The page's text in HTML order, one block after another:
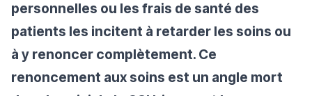
personnelles ou les frais de santé des
patients les incitent à retarder les soins ou
à y renoncer complètement. Ce
renoncement aux soins est un angle mort